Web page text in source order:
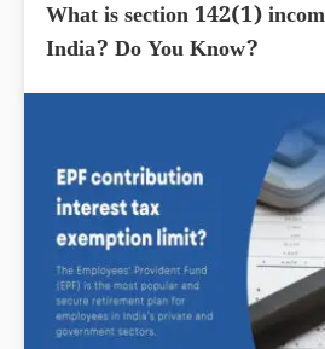
What is section 142(1)
India? Do You Know?